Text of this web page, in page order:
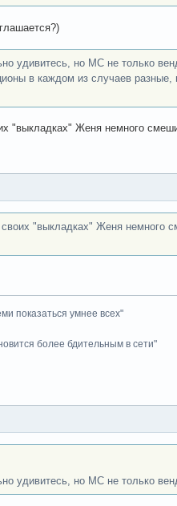
удивитесь, но МС не только
в каждом из случаев
"выкладках" Женя немного
"выкладках" Женя немного
показаться умнее всех"
более бдительным в сети"
удивитесь, но МС не только